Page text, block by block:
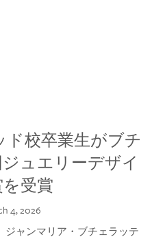
ド校卒業生がブチ
ュエリーデザイ
受賞
4, 2026
ジャンマリア・ブチェラッテ